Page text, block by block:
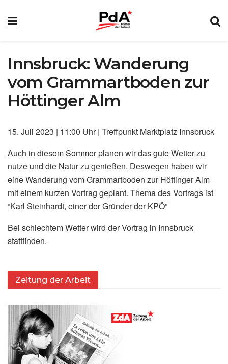
Innsbruck: Wanderung
vom Grammartboden zur
Höttinger Alm
15. Juli 2023 | 11:00 Uhr | Treffpunkt Marktplatz Innsbruck
Auch in diesem Sommer planen wir das gute Wetter zu
nutze und die Natur zu genießen. Deswegen haben wir
eine Wanderung vom Grammartboden zur Höttinger Alm
mit einem kurzen Vortrag geplant. Thema des Vortrags ist
“Karl Steinhardt, einer der Gründer der KPÖ”
Bei schlechtem Wetter wird der Vortrag in Innsbruck
stattfinden.
Zeitung der Arbeit